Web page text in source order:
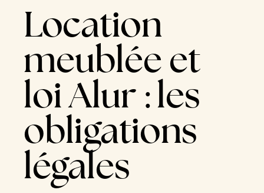
Location
meublée et
loi Alur : les
obligations
légales